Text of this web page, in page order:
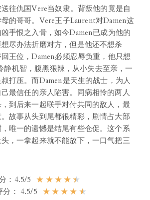
往仇国Vere当奴隶。背叛他的竟是自
的哥哥。Vere王子Laurent对Damen这
手恨之入骨，如今Damen已成为他的
尽办法折磨对方，但是他还不想杀
王位，Damen必须忍辱负重，他只想
静机智，腹黑狠辣，从小失去至亲，一
打压。而Damen是天生的战士，为人
最信任的亲人陷害。同病相怜的两人
到后来一起联手对付共同的敌人，最
故事从头到尾都很精彩，剧情占大部
唯一的遗憾是结尾有些仓促。这个系
，一拿起来就不能放下，一口气把三
：4.5/5 ★ ★★★★
分： 4.5/5 ★★★★ ★